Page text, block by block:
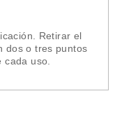
Retirar el
dos o tres puntos
uso.